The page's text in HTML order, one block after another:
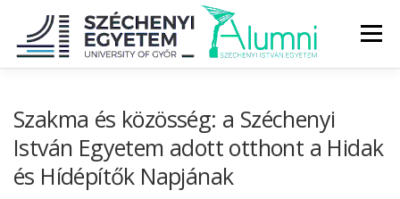
tartalomhoz
Menü
DIPLOMAÁTADÓ DIPLOMÁN TÚL
Szakma és közösség: a Széchenyi
István Egyetem adott otthont a Hidak
és Hídépítők Napjának